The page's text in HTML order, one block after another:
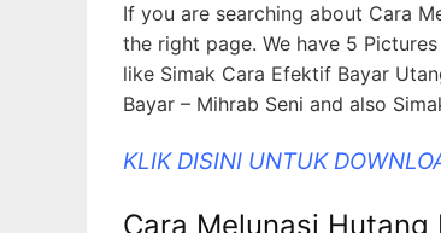
If you are searching about Cara
the right page. We have 5
like Simak Cara Efektif Bayar
Bayar – Mihrab Seni and also
KLIK DISINI UNTUK
Cara Melunasi Hutang